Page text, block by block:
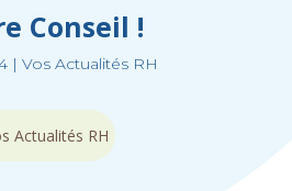
Conseil !
| Vos Actualités RH
Actualités RH